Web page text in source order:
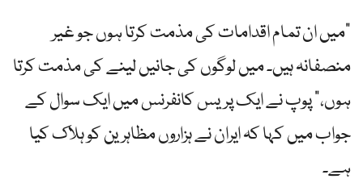
"میں ان تمام اقدامات کی مذمت کرتا ہوں جو غیر
منصفانہ ہیں۔ میں لوگوں کی جانیں لینے کی مذمت کرتا
ہوں،” پوپ نے ایک پریس کانفرنس میں ایک سوال کے
جواب میں کہا کہ ایران نے ہزاروں مظاہرین کو ہلاک کیا
ہے۔